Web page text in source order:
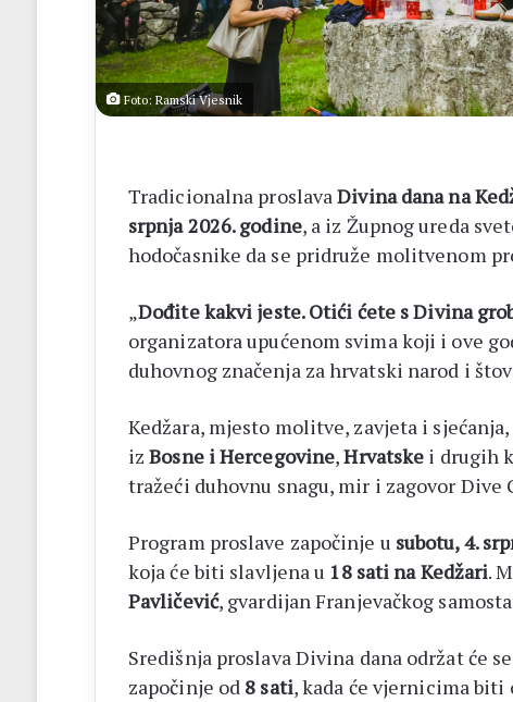
Foto: Ramski Vjesnik
Tradicionalna proslavaDivina dana na
srpnja 2026. godine, a iz Župnog ureda
hodočasnike da se pridruže molitvenom
„Dođite kakvi jeste. Otići ćete s Divina
organizatora upućenom svima koji i ove
duhovnog značenja za hrvatski narod i
Kedžara, mjesto molitve, zavjeta i
izBosne i Hercegovine,Hrvatske i drugih
tražeći duhovnu snagu, mir i zagovor Dive
Program proslave započinje u subotu, 4.
koja će biti slavljena u 18 sati na Kedžari.
Pavličević, gvardijan Franjevačkog
Središnja proslava Divina dana održat će
započinje od 8 sati, kada će vjernicima biti